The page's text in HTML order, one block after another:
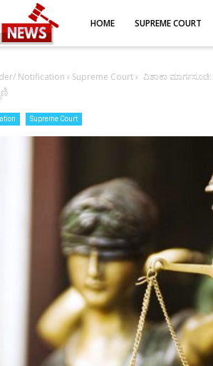
HOME SUPREME COURT
Notification › Supreme Court› ವಿಶಾಕಾ
Supreme Court